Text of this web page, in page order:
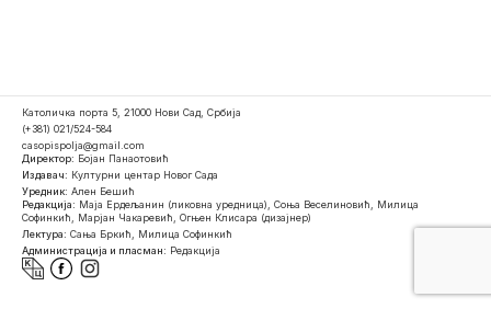
Католичка порта 5, 21000 Нови Сад, Србија
(+381) 021/524-584
casopispolja@gmail.com
Директор: Бојан Панаотовић
Издавач: Културни центар Новог Сада
Уредник: Ален Бешић
Редакција: Маја Ердељанин (ликовна уредница), Соња Веселиновић, Милица
Софинкић, Марјан Чакаревић, Огњен Клисара (дизајнер)
Лектура: Сања Бркић, Милица Софинкић
Администрација и пласман: Редакција